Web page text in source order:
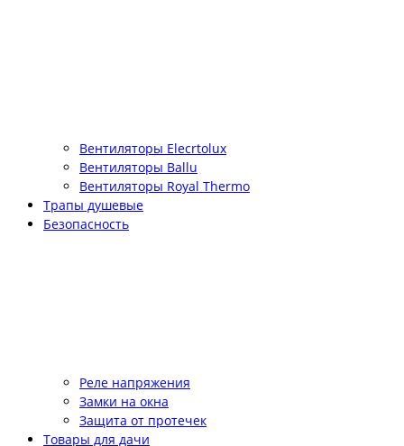
Вентиляторы Elecrtolux
Вентиляторы Ballu
Вентиляторы Royal Thermo
Трапы душевые
Безопасность
Реле напряжения
Замки на окна
Защита от протечек
Товары для дачи